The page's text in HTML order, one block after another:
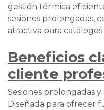
gestión térmica
sesiones prolongadas,
atractiva para catálogos
Beneficios
cliente
Sesiones prolongadas y
Diseñada para ofrecer